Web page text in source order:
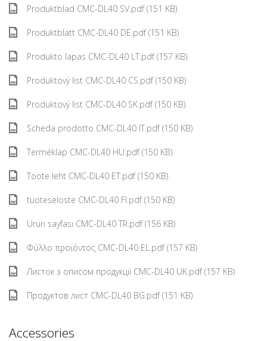
Produktblad CMC-DL40 SV.pdf (151 KB)
Produktblatt CMC-DL40 DE.pdf (151 KB)
Produkto lapas CMC-DL40 LT.pdf (157 KB)
Produktový list CMC-DL40 CS.pdf (150 KB)
Produktový list CMC-DL40 SK.pdf (150 KB)
Scheda prodotto CMC-DL40 IT.pdf (150 KB)
Terméklap CMC-DL40 HU.pdf (150 KB)
Toote leht CMC-DL40 ET.pdf (150 KB)
tuoteseloste CMC-DL40 FI.pdf (150 KB)
Ürün sayfası CMC-DL40 TR.pdf (156 KB)
Φύλλο προϊόντος CMC-DL40 EL.pdf (157 KB)
Листок з описом продукції CMC-DL40 UK.pdf (157 KB)
Продуктов лист CMC-DL40 BG.pdf (151 KB)
Accessories